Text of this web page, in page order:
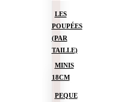
LES
POUPÉES
(PAR
TAILLE)
MINIS
18CM
PEQUE